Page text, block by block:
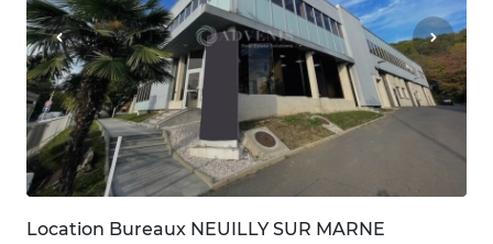
Location Bureaux NEUILLY SUR MARNE